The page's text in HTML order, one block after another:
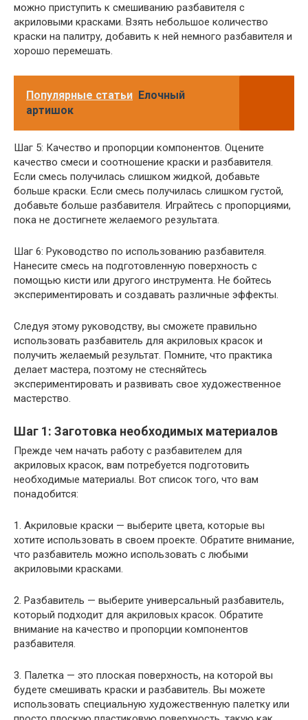
можно приступить к смешиванию разбавителя с
акриловыми красками. Взять небольшое количество
краски на палитру, добавить к ней немного разбавителя и
хорошо перемешать.
Популярные статьи Елочный
артишок
Шаг 5: Качество и пропорции компонентов. Оцените
качество смеси и соотношение краски и разбавителя.
Если смесь получилась слишком жидкой, добавьте
больше краски. Если смесь получилась слишком густой,
добавьте больше разбавителя. Играйтесь с пропорциями,
пока не достигнете желаемого результата.
Шаг 6: Руководство по использованию разбавителя.
Нанесите смесь на подготовленную поверхность с
помощью кисти или другого инструмента. Не бойтесь
экспериментировать и создавать различные эффекты.
Следуя этому руководству, вы сможете правильно
использовать разбавитель для акриловых красок и
получить желаемый результат. Помните, что практика
делает мастера, поэтому не стесняйтесь
экспериментировать и развивать свое художественное
мастерство.
Шаг 1: Заготовка необходимых материалов
Прежде чем начать работу с разбавителем для
акриловых красок, вам потребуется подготовить
необходимые материалы. Вот список того, что вам
понадобится:
1. Акриловые краски — выберите цвета, которые вы
хотите использовать в своем проекте. Обратите внимание,
что разбавитель можно использовать с любыми
акриловыми красками.
2. Разбавитель — выберите универсальный разбавитель,
который подходит для акриловых красок. Обратите
внимание на качество и пропорции компонентов
разбавителя.
3. Палетка — это плоская поверхность, на которой вы
будете смешивать краски и разбавитель. Вы можете
использовать специальную художественную палетку или